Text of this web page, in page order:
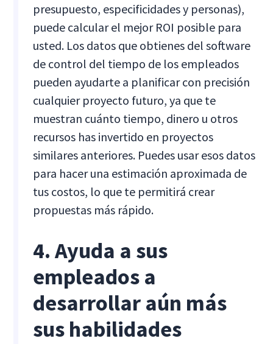
presupuesto, especificidades y personas),
puede calcular el mejor ROI posible para
usted. Los datos que obtienes del software
de control del tiempo de los empleados
pueden ayudarte a planificar con precisión
cualquier proyecto futuro, ya que te
muestran cuánto tiempo, dinero u otros
recursos has invertido en proyectos
similares anteriores. Puedes usar esos datos
para hacer una estimación aproximada de
tus costos, lo que te permitirá crear
propuestas más rápido.
4. Ayuda a sus
empleados a
desarrollar aún más
sus habilidades